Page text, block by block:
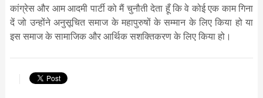
कांग्रेस और आम आदमी पार्टी को मैं चुनौती देता हूँ कि वे कोई एक काम गिना
दें जो उन्होंने अनुसूचित समाज के महापुरुषों के सम्मान के लिए किया हो या
इस समाज के सामाजिक और आर्थिक सशक्तिकरण के लिए किया हो।